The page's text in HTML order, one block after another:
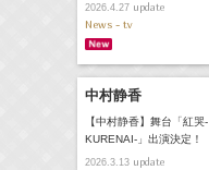
2026.4.27update
News - tv
中村静香
【中村静香】舞台「紅哭‐
KURENAI-」出演決定！
2026.3.13update